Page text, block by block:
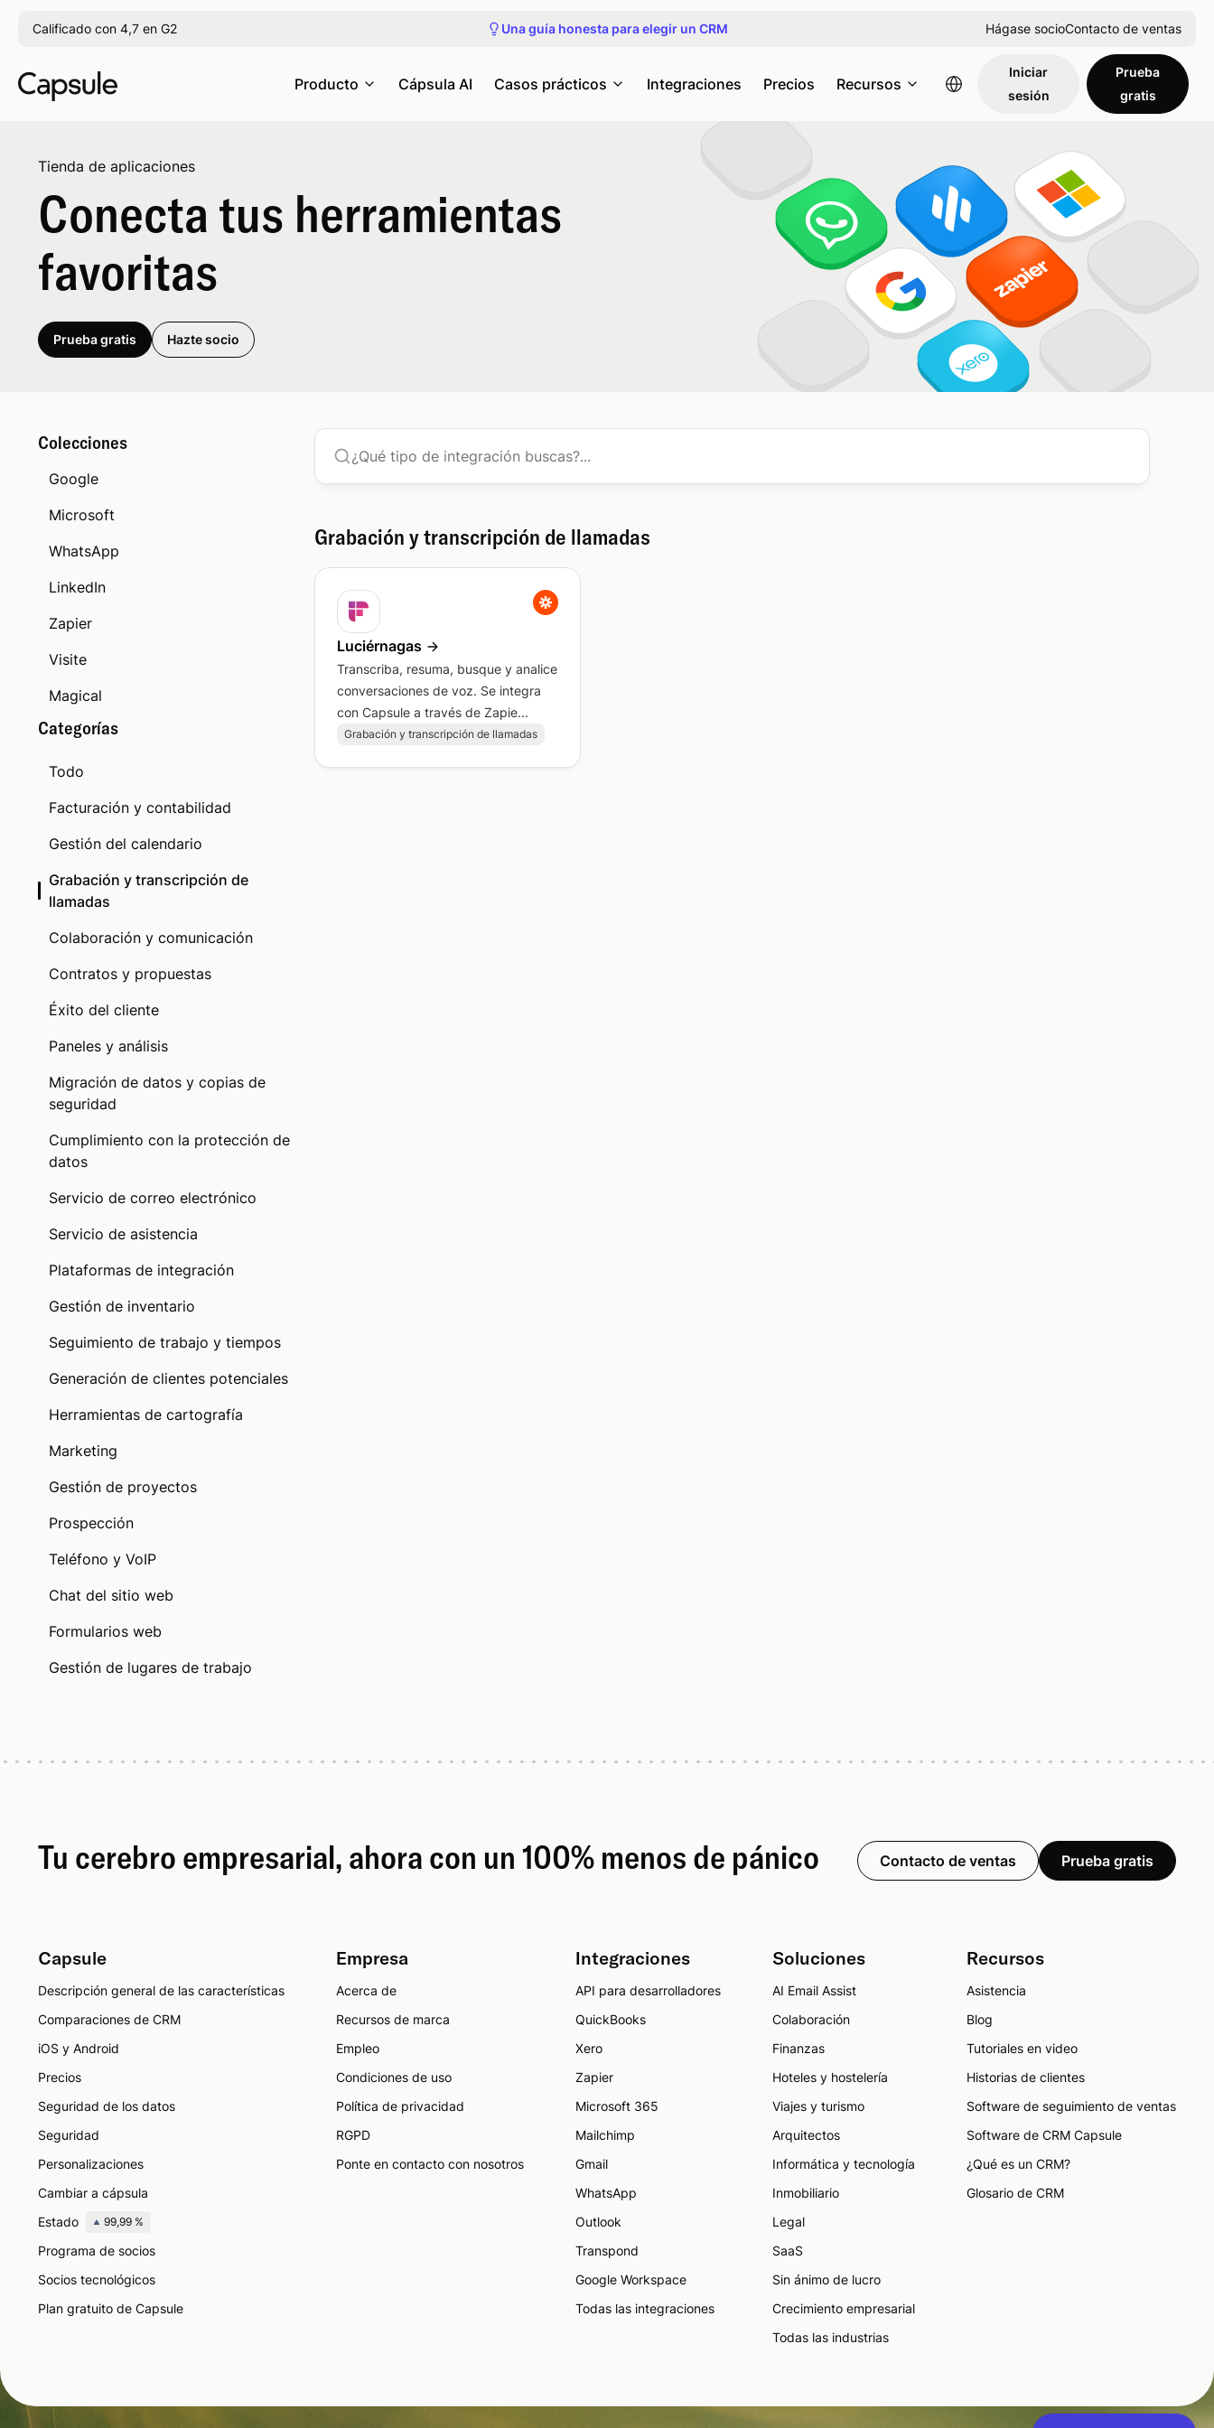
Calificado con 4,7 en G2
Una guía honesta para elegir un CRM
Hágase socioContacto de ventas
Producto Cápsula AI Casos prácticos Integraciones Precios Recursos
Iniciar
sesión
Prueba
gratis
Tienda de aplicaciones
Conecta tus herramientas
favoritas
Prueba gratis Hazte socio
Colecciones
Google
Microsoft
WhatsApp
LinkedIn
Zapier
Visite
Magical
Categorías
Todo
Facturación y contabilidad
Gestión del calendario
Grabación y transcripción de
llamadas
Colaboración y comunicación
Contratos y propuestas
Éxito del cliente
Paneles y análisis
Migración de datos y copias de
seguridad
Cumplimiento con la protección de
datos
Servicio de correo electrónico
Servicio de asistencia
Plataformas de integración
Gestión de inventario
Seguimiento de trabajo y tiempos
Generación de clientes potenciales
Herramientas de cartografía
Marketing
Gestión de proyectos
Prospección
Teléfono y VoIP
Chat del sitio web
Formularios web
Gestión de lugares de trabajo
Grabación y transcripción de llamadas
Luciérnagas
Transcriba, resuma, busque y analice
conversaciones de voz. Se integra
con Capsule a través de Zapie...
Grabación y transcripción de llamadas
Tu cerebro empresarial, ahora con un 100% menos de pánico Contacto de ventas Prueba gratis
Capsule
Descripción general de las características
Comparaciones de CRM
iOS y Android
Precios
Seguridad de los datos
Seguridad
Personalizaciones
Cambiar a cápsula
Estado
99,99 %
Programa de socios
Socios tecnológicos
Plan gratuito de Capsule
Empresa
Acerca de
Recursos de marca
Empleo
Condiciones de uso
Política de privacidad
RGPD
Ponte en contacto con nosotros
Integraciones
API para desarrolladores
QuickBooks
Xero
Zapier
Microsoft 365
Mailchimp
Gmail
WhatsApp
Outlook
Transpond
Google Workspace
Todas las integraciones
Soluciones
AI Email Assist
Colaboración
Finanzas
Hoteles y hostelería
Viajes y turismo
Arquitectos
Informática y tecnología
Inmobiliario
Legal
SaaS
Sin ánimo de lucro
Crecimiento empresarial
Todas las industrias
Recursos
Asistencia
Blog
Tutoriales en video
Historias de clientes
Software de seguimiento de ventas
Software de CRM Capsule
¿Qué es un CRM?
Glosario de CRM